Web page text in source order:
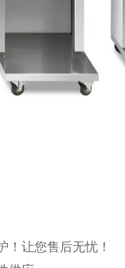
！让您售后无忧！